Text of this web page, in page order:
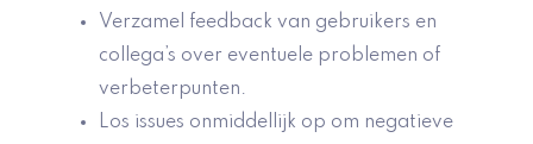
Verzamel feedback van gebruikers en
collega’s over eventuele problemen of
verbeterpunten.
Los issues onmiddellijk op om negatieve